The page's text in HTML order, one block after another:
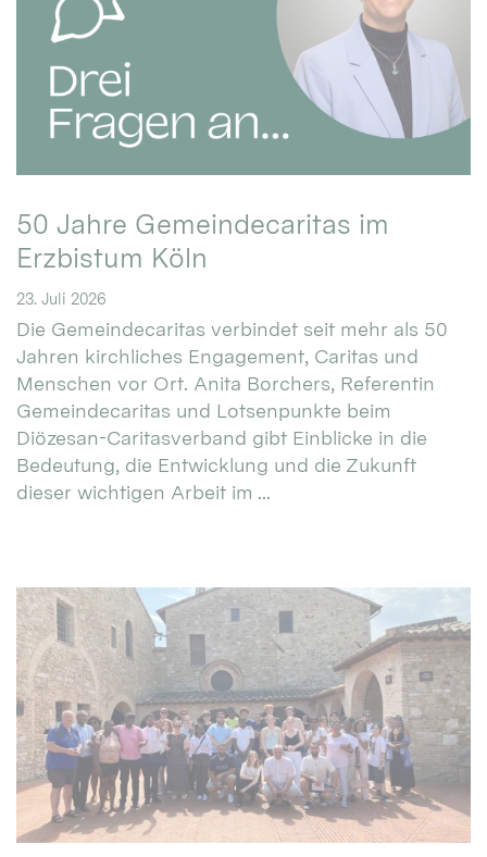
50 Jahre Gemeindecaritas im
Erzbistum Köln
23. Juli 2026
Die Gemeindecaritas verbindet seit mehr als 50
Jahren kirchliches Engagement, Caritas und
Menschen vor Ort. Anita Borchers, Referentin
Gemeindecaritas und Lotsenpunkte beim
Diözesan-Caritasverband gibt Einblicke in die
Bedeutung, die Entwicklung und die Zukunft
dieser wichtigen Arbeit im ...